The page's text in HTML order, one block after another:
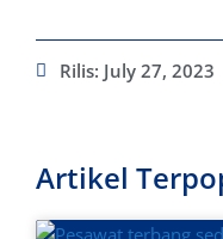
Rilis: July 27, 2023
Artikel